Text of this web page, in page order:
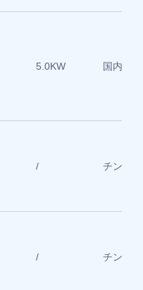
5.0KW 国内
/ チント
/ チント